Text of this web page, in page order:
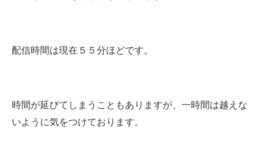
配信時間は現在５５分ほどです。
時間が延びてしまうこともありますが、一時間は越えな
いように気をつけております。